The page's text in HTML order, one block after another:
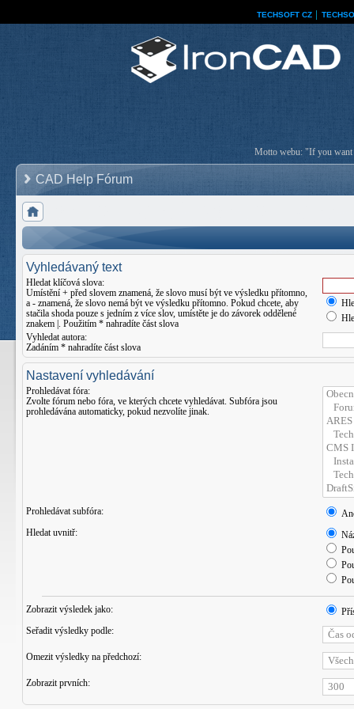
TECHSOFT CZ
Motto webu: "If you want
CAD Help Fórum
Vyhledávaný text
Hledat klíčová slova:
Umístění + před slovem znamená, že slovo musí být ve výsledku přítomno,
a - znamená, že slovo nemá být ve výsledku přítomno. Pokud chcete, aby
stačila shoda pouze s jedním z více slov, umístěte je do závorek oddělené
znakem . Použitím * nahradíte část slova
Vyhledat autora:
Zadáním * nahradíte část slova
Nastavení vyhledávání
Prohledávat fóra:
Zvolte fórum nebo fóra, ve kterých chcete vyhledávat. Subfóra jsou
prohledávána automaticky, pokud nezvolíte jinak.
Prohledávat subfóra:
Hledat uvnitř:
Zobrazit výsledek jako:
Seřadit výsledky podle:
Omezit výsledky na předchozí:
Zobrazit prvních: